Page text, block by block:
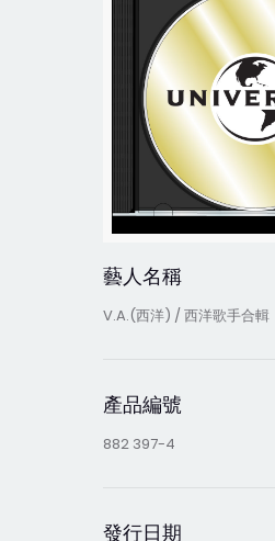
藝人名稱
V.A.(西洋) / 西洋歌手合輯
產品編號
882 397-4
發行日期